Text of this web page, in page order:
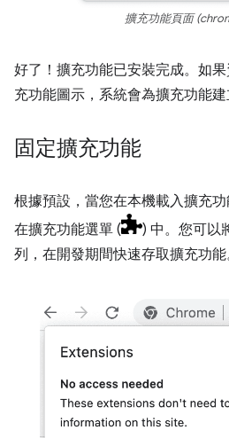
擴充功能頁面
好了！擴充功能已安裝完成。如
充功能圖示，系統會為擴充功能建
固定擴充功能
根據預設，當您在本機載入擴充
在擴充功能選單 (
) 中。您可以
列，在開發期間快速存取擴充功能